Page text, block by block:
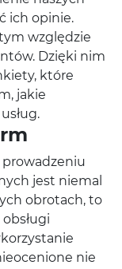
ich opinie.
względzie
Dzięki nim
które
jakie
jest niemal
obrotach, to
nie